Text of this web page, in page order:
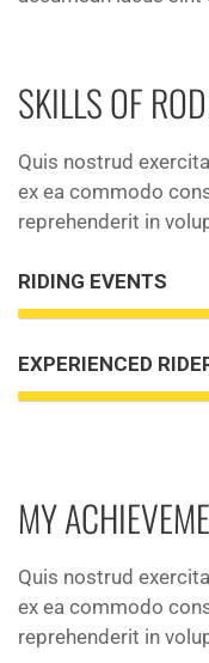
SKILLS OF
Quis nostrud
ex ea commodo
reprehenderit in
RIDING EVENTS
EXPERIENCED
MY
Quis nostrud
ex ea commodo
reprehenderit in